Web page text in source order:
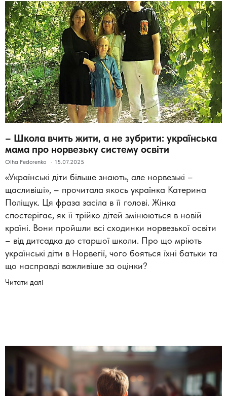
– Школа вчить жити, а не зубрити: українська
мама про норвезьку систему освіти
Olha Fedorenko 15.07.2025
«Українські діти більше знають, але норвезькі –
щасливіші», – прочитала якось українка Катерина
Поліщук. Ця фраза засіла в її голові. Жінка
спостерігає, як її трійко дітей змінюються в новій
країні. Вони пройшли всі сходинки норвезької освіти
– від дитсадка до старшої школи. Про що мріють
українські діти в Норвегії, чого бояться їхні батьки та
що насправді важливіше за оцінки?
Читати далі